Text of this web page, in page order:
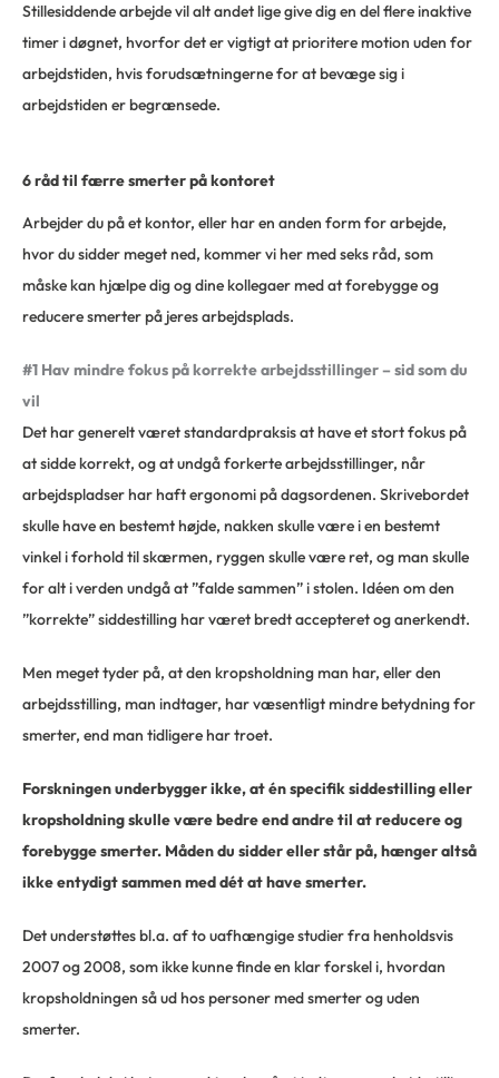
Stillesiddende arbejde vil alt andet lige give dig en del flere inaktive
timer i døgnet, hvorfor det er vigtigt at prioritere motion uden for
arbejdstiden, hvis forudsætningerne for at bevæge sig i
arbejdstiden er begrænsede.
6 råd til færre smerter på kontoret
Arbejder du på et kontor, eller har en anden form for arbejde,
hvor du sidder meget ned, kommer vi her med seks råd, som
måske kan hjælpe dig og dine kollegaer med at forebygge og
reducere smerter på jeres arbejdsplads.
#1 Hav mindre fokus på korrekte arbejdsstillinger – sid som du
vil
Det har generelt været standardpraksis at have et stort fokus på
at sidde korrekt, og at undgå forkerte arbejdsstillinger, når
arbejdspladser har haft ergonomi på dagsordenen. Skrivebordet
skulle have en bestemt højde, nakken skulle være i en bestemt
vinkel i forhold til skærmen, ryggen skulle være ret, og man skulle
for alt i verden undgå at ”falde sammen” i stolen. Idéen om den
”korrekte” siddestilling har været bredt accepteret og anerkendt.
Men meget tyder på, at den kropsholdning man har, eller den
arbejdsstilling, man indtager, har væsentligt mindre betydning for
smerter, end man tidligere har troet.
Forskningen underbygger ikke, at én specifik siddestilling eller
kropsholdning skulle være bedre end andre til at reducere og
forebygge smerter. Måden du sidder eller står på, hænger altså
ikke entydigt sammen med dét at have smerter.
Det understøttes bl.a. af to uafhængige studier fra henholdsvis
2007 og 2008, som ikke kunne finde en klar forskel i, hvordan
kropsholdningen så ud hos personer med smerter og uden
smerter.